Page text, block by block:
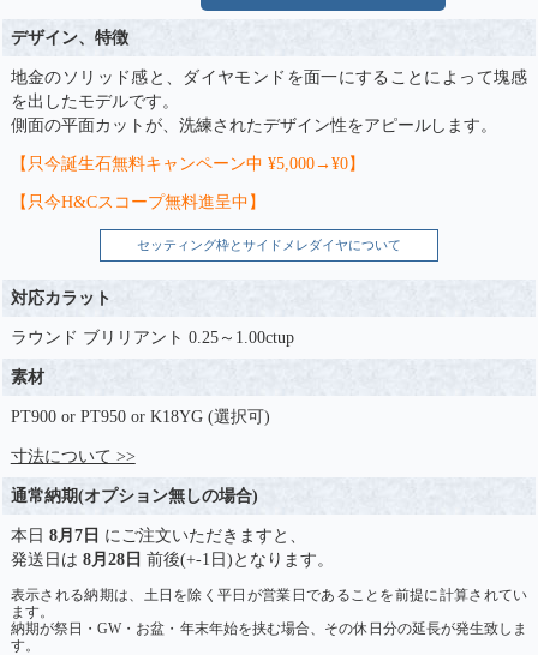
デザイン、特徴
地金のソリッド感と、ダイヤモンドを面一にすることによって塊感
を出したモデルです。
側面の平面カットが、洗練されたデザイン性をアピールします。
【只今誕生石無料キャンペーン中 ¥5,000→¥0】
【只今H&Cスコープ無料進呈中】
セッティング枠とサイドメレダイヤについて
対応カラット
ラウンド ブリリアント 0.25～1.00ctup
素材
PT900 or PT950 or K18YG (選択可)
寸法について >>
通常納期(オプション無しの場合)
本日 8月7日 にご注文いただきますと、
発送日は 8月28日 前後(+-1日)となります。
表示される納期は、土日を除く平日が営業日であることを前提に計算されてい
ます。
納期が祭日・GW・お盆・年末年始を挟む場合、その休日分の延長が発生致しま
す。